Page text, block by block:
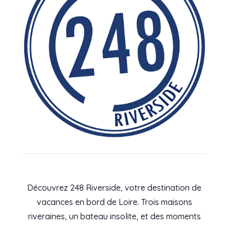
Découvrez 248 Riverside, votre destination de
vacances en bord de Loire. Trois maisons
riveraines, un bateau insolite, et des moments